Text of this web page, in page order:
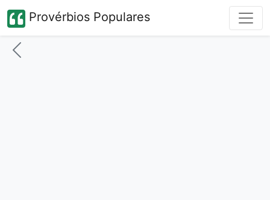
Provérbios Populares